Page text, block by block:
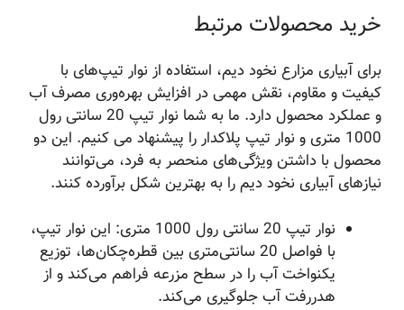
خرید محصولات مرتبط
برای آبیاری مزارع نخود دیم، استفاده از نوار تیپ‌های با
کیفیت و مقاوم، نقش مهمی در افزایش بهره‌وری مصرف آب
و عملکرد محصول دارد. ما به شما نوار تیپ 20 سانتی رول
1000 متری و نوار تیپ پلاکدار را پیشنهاد می کنیم. این دو
محصول با داشتن ویژگی‌های منحصر به فرد، می‌توانند
نیازهای آبیاری نخود دیم را به بهترین شکل برآورده کنند.
نوار تیپ 20 سانتی رول 1000 متری: این نوار تیپ،
با فواصل 20 سانتی‌متری بین قطره‌چکان‌ها، توزیع
یکنواخت آب را در سطح مزرعه فراهم می‌کند و از
هدررفت آب جلوگیری می‌کند.